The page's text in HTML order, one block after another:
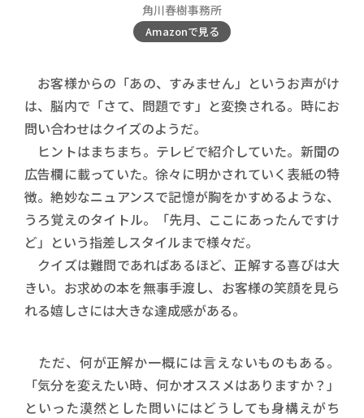
角川春樹事務所
Amazonで見る
お客様からの「あの、すみません」というお声がけ
は、脳内で「さて、問題です」と変換される。時にお
問い合わせはクイズのようだ。
ヒントはまちまち。テレビで紹介していた。新聞の
広告欄に載っていた。徐々に明かされていく表紙の特
徴。絶妙なニュアンスで記憶が胸をかすめるような、
うろ覚えのタイトル。「先月、ここにあったんですけ
ど」という指差しスタイルまで様々だ。
クイズは難問であればあるほど、正解する喜びは大
きい。お求めの本を無事手渡し、お客様の笑顔を見ら
れる嬉しさには大きな達成感がある。
ただ、何が正解か一概には言えないものもある。
「気分を変えたい時、何かオススメはありますか？」
といった漠然とした問いにはどうしても身構えがち